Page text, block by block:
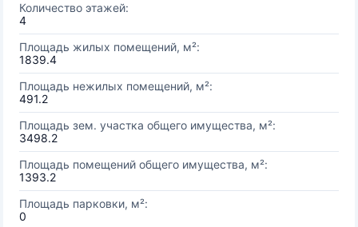
Количество этажей:
4
Площадь жилых помещений, м²:
1839.4
Площадь нежилых помещений, м²:
491.2
Площадь зем. участка общего имущества, м²:
3498.2
Площадь помещений общего имущества, м²:
1393.2
Площадь парковки, м²:
0